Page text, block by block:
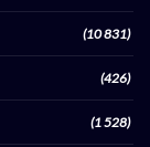
(10 831)
(426)
(1 528)